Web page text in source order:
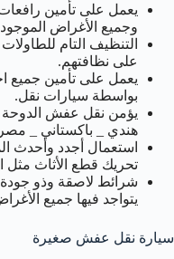
يعمل على تأمين
وجميع الأغراض
التنظيف التام
على نظافتهم.
يعمل على تأمين جميع
بواسطة سيارات نقل.
يؤمن نقل عفش
هندي _ باكستاني _
استعمال أجدد وأحدث
تحريك قطع الأثاث مثل
شرائط لاصقة وذو جودة
يتواجد فيها جميع
سيارة نقل عفش صغيرة